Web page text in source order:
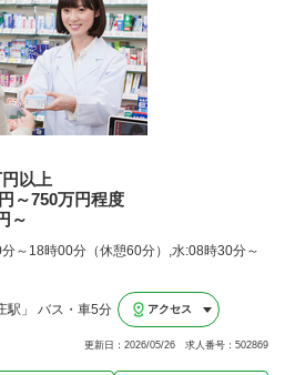
円以上
～750万円程度
～
～18時00分（休憩60分）,水:08時30分～
駅」 バス・車5分 アクセス
更新日：2026/05/26 求人番号：502869